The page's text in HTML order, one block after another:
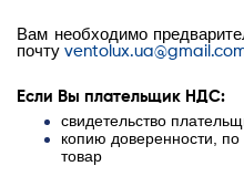
Вам необходимо
почту
Если Вы плательщик НДС:
свидетельство
копию доверенности, по
товар